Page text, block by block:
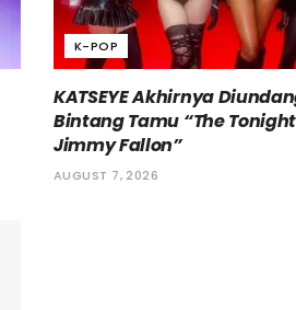
K-POP
KATSEYE Akhirnya
Bintang Tamu “The
Jimmy Fallon”
AUGUST 7, 2026